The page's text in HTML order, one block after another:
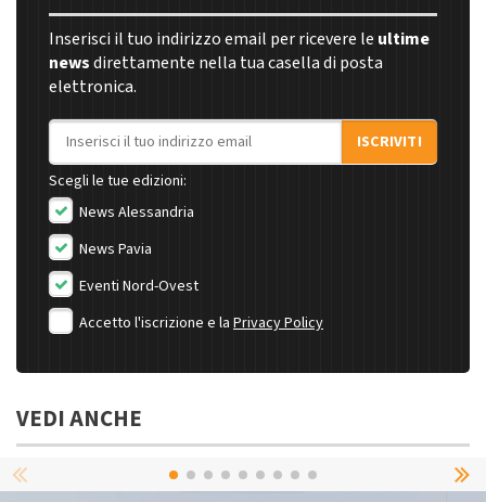
Inserisci il tuo indirizzo email per ricevere le ultime
newsdirettamente nella tua casella di posta
elettronica.
Indirizzo email
ISCRIVITI
Scegli le tue edizioni:
News Alessandria
News Pavia
Eventi Nord-Ovest
Accetto l'iscrizione e la Privacy Policy
VEDI ANCHE